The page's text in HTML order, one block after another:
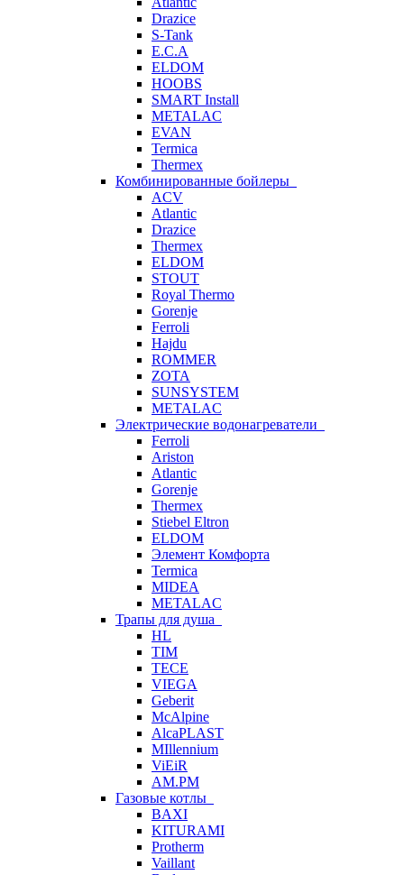
Drazice
S-Tank
E.C.A
ELDOM
HOOBS
SMART Install
METALAC
EVAN
Termica
Thermex
Комбинированные бойлеры
ACV
Atlantic
Drazice
Thermex
ELDOM
STOUT
Royal Thermo
Gorenje
Ferroli
Hajdu
ROMMER
ZOTA
SUNSYSTEM
METALAC
Электрические водонагреватели
Ferroli
Ariston
Atlantic
Gorenje
Thermex
Stiebel Eltron
ELDOM
Элемент Комфорта
Termica
MIDEA
METALAC
Трапы для душа
HL
TIM
TECE
VIEGA
Geberit
McAlpine
AlcaPLAST
MIllennium
ViEiR
AM.PM
Газовые котлы
BAXI
KITURAMI
Protherm
Vaillant